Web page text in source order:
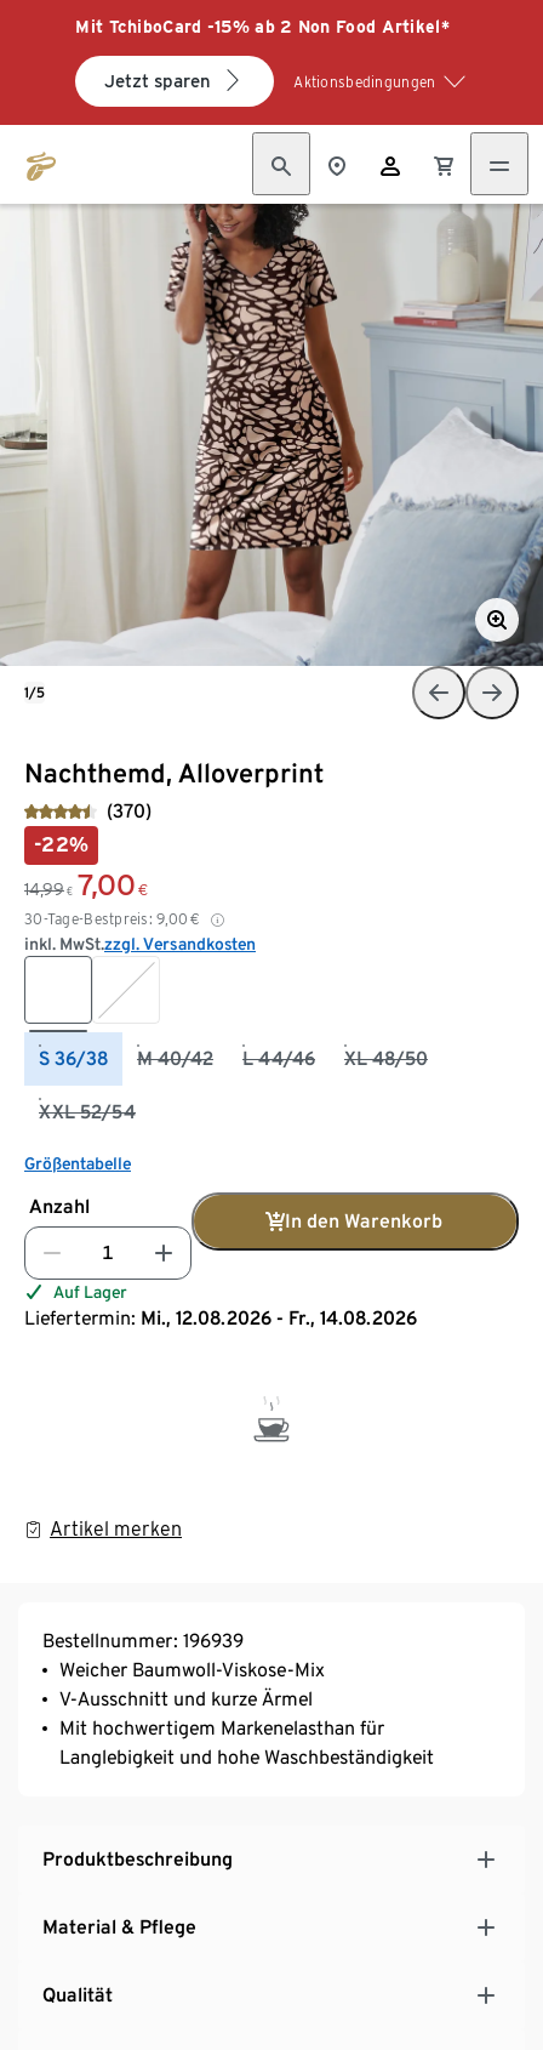
Mit TchiboCard -15% ab 2 Non Food Artikel*
Jetzt sparen Aktionsbedingungen
Nachthemd, Alloverprint
(370)
-22%
14,99 € 7,00 €
30-Tage-Bestpreis: 9,00 €
inkl. MwSt.zzgl. Versandkosten
S 36/38 M 40/42 L 44/46 XL 48/50
XXL 52/54
Größentabelle
Anzahl
In den Warenkorb
Auf Lager
Liefertermin: Mi., 12.08.2026 - Fr., 14.08.2026
Artikel merken
1/5
Bestellnummer: 196939
Weicher Baumwoll-Viskose-Mix
V-Ausschnitt und kurze Ärmel
Mit hochwertigem Markenelasthan für
Langlebigkeit und hohe Waschbeständigkeit
Produktbeschreibung
Material & Pflege
Qualität